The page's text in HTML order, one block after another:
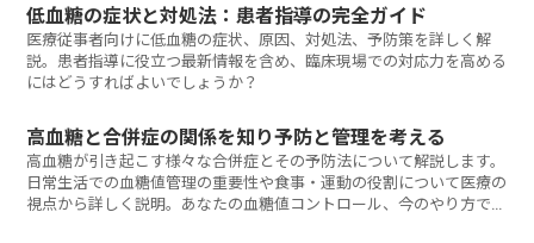
低血糖の症状と対処法：患者指導の完全ガイド
医療従事者向けに低血糖の症状、原因、対処法、予防策を詳しく解
説。患者指導に役立つ最新情報を含め、臨床現場での対応力を高める
にはどうすればよいでしょうか？
高血糖と合併症の関係を知り予防と管理を考える
高血糖が引き起こす様々な合併症とその予防法について解説します。
日常生活での血糖値管理の重要性や食事・運動の役割について医療の
視点から詳しく説明。あなたの血糖値コントロール、今のやり方で本